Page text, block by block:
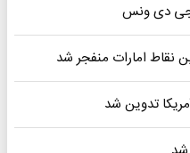
جی دی ونس
نقاط امارات منفجر شد
تدوین شد